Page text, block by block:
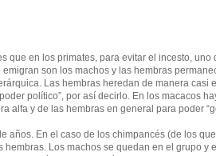
que en los primates, para evitar el incesto, uno
son los machos y las hembras
Las hembras heredan de manera casi
político”, por así decirlo. En los macacos
alfa y de las hembras en general para poder
años. En el caso de los chimpancés (de los
Los machos se quedan en el grupo y